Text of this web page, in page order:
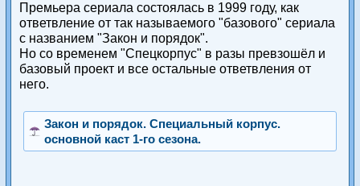
Премьера сериала состоялась в 1999 году, как
ответвление от так называемого "базового" сериала
с названием "Закон и порядок".
Но со временем "Спецкорпус" в разы превзошёл и
базовый проект и все остальные ответвления от
него.
Закон и порядок. Специальный корпус.
основной каст 1-го сезона.